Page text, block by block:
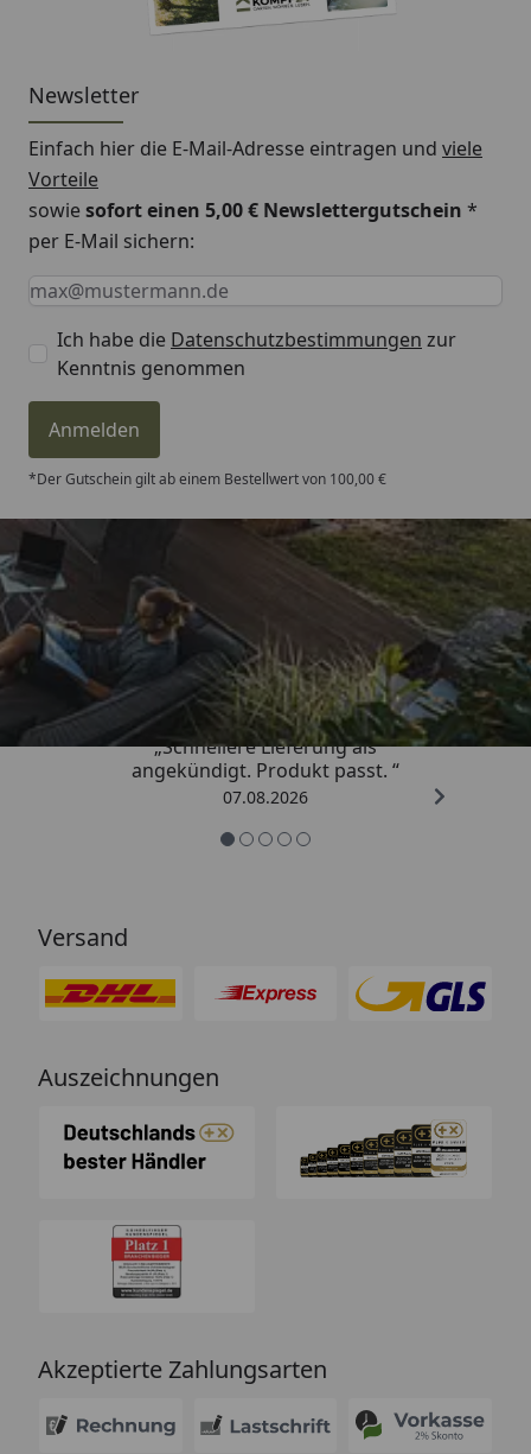
Newsletter
Einfach hier die E-Mail-Adresse eintragen und viele
Vorteile
sowiesofort einen 5,00 € Newslettergutschein *
per E-Mail sichern:
Keine Eingabe erforderlich
Eingabe erforderlich
E-Mail *
Ich habe die Datenschutzbestimmungen zur
Kenntnis genommen
Anmelden
*Der Gutschein gilt ab einem Bestellwert von 100,00 €
Trusted Shops
4,81/ 5
„Schnellere Lieferung als
angekündigt. Produkt passt. “
07.08.2026
Versand
Auszeichnungen
Akzeptierte Zahlungsarten